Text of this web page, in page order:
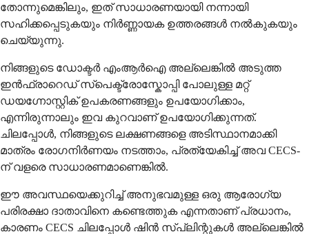
തോന്നുമെങ്കിലും, ഇത് സാധാരണയായി നന്നായി
സഹിക്കപ്പെടുകയും നിർണ്ണായക ഉത്തരങ്ങൾ നൽകുകയും
ചെയ്യുന്നു.
നിങ്ങളുടെ ഡോക്ടർ എംആർഐ അല്ലെങ്കിൽ അടുത്ത
ഇൻഫ്രാറെഡ് സ്പെക്ട്രോസ്കോപ്പി പോലുള്ള മറ്റ്
ഡയഗ്നോസ്റ്റിക് ഉപകരണങ്ങളും ഉപയോഗിക്കാം,
എന്നിരുന്നാലും ഇവ കുറവാണ് ഉപയോഗിക്കുന്നത്.
ചിലപ്പോൾ, നിങ്ങളുടെ ലക്ഷണങ്ങളെ അടിസ്ഥാനമാക്കി
മാത്രം രോഗനിർണയം നടത്താം, പ്രത്യേകിച്ച് അവ CECS-
ന് വളരെ സാധാരണമാണെങ്കിൽ.
ഈ അവസ്ഥയെക്കുറിച്ച് അനുഭവമുള്ള ഒരു ആരോഗ്യ
പരിരക്ഷാ ദാതാവിനെ കണ്ടെത്തുക എന്നതാണ് പ്രധാനം,
കാരണം CECS ചിലപ്പോൾ ഷിൻ സ്പ്ലിന്റുകൾ അല്ലെങ്കിൽ